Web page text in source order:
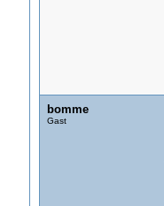
bomme
Gast